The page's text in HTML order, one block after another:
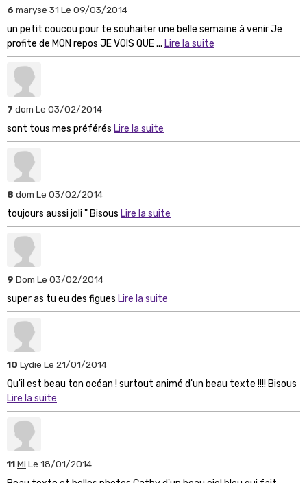
6 maryse 31 Le 09/03/2014
un petit coucou pour te souhaiter une belle semaine à venir Je
profite de MON repos JE VOIS QUE ... Lire la suite
7 dom Le 03/02/2014
sont tous mes préférés Lire la suite
8 dom Le 03/02/2014
toujours aussi joli " Bisous Lire la suite
9 Dom Le 03/02/2014
super as tu eu des figues Lire la suite
10 Lydie Le 21/01/2014
Qu'il est beau ton océan ! surtout animé d'un beau texte !!!! Bisous
Lire la suite
11Mi Le 18/01/2014